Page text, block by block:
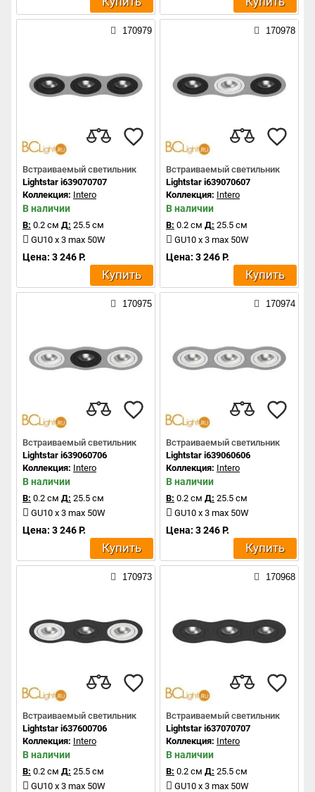
170979
Встраиваемый светильник
Lightstar i639070707
Коллекция: Intero
В наличии
В: 0.2 см Д: 25.5 см
GU10 x 3 max 50W
Цена: 3 246 Р.
Купить
170978
Встраиваемый светильник
Lightstar i639070607
Коллекция: Intero
В наличии
В: 0.2 см Д: 25.5 см
GU10 x 3 max 50W
Цена: 3 246 Р.
Купить
170975
Встраиваемый светильник
Lightstar i639060706
Коллекция: Intero
В наличии
В: 0.2 см Д: 25.5 см
GU10 x 3 max 50W
Цена: 3 246 Р.
Купить
170974
Встраиваемый светильник
Lightstar i639060606
Коллекция: Intero
В наличии
В: 0.2 см Д: 25.5 см
GU10 x 3 max 50W
Цена: 3 246 Р.
Купить
170973
Встраиваемый светильник
Lightstar i637600706
Коллекция: Intero
В наличии
В: 0.2 см Д: 25.5 см
GU10 x 3 max 50W
170968
Встраиваемый светильник
Lightstar i637070707
Коллекция: Intero
В наличии
В: 0.2 см Д: 25.5 см
GU10 x 3 max 50W